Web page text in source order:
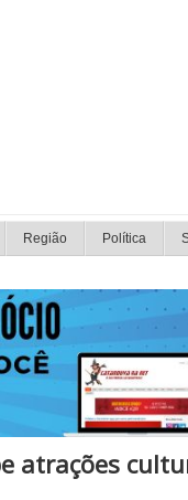
Região Política
atrações